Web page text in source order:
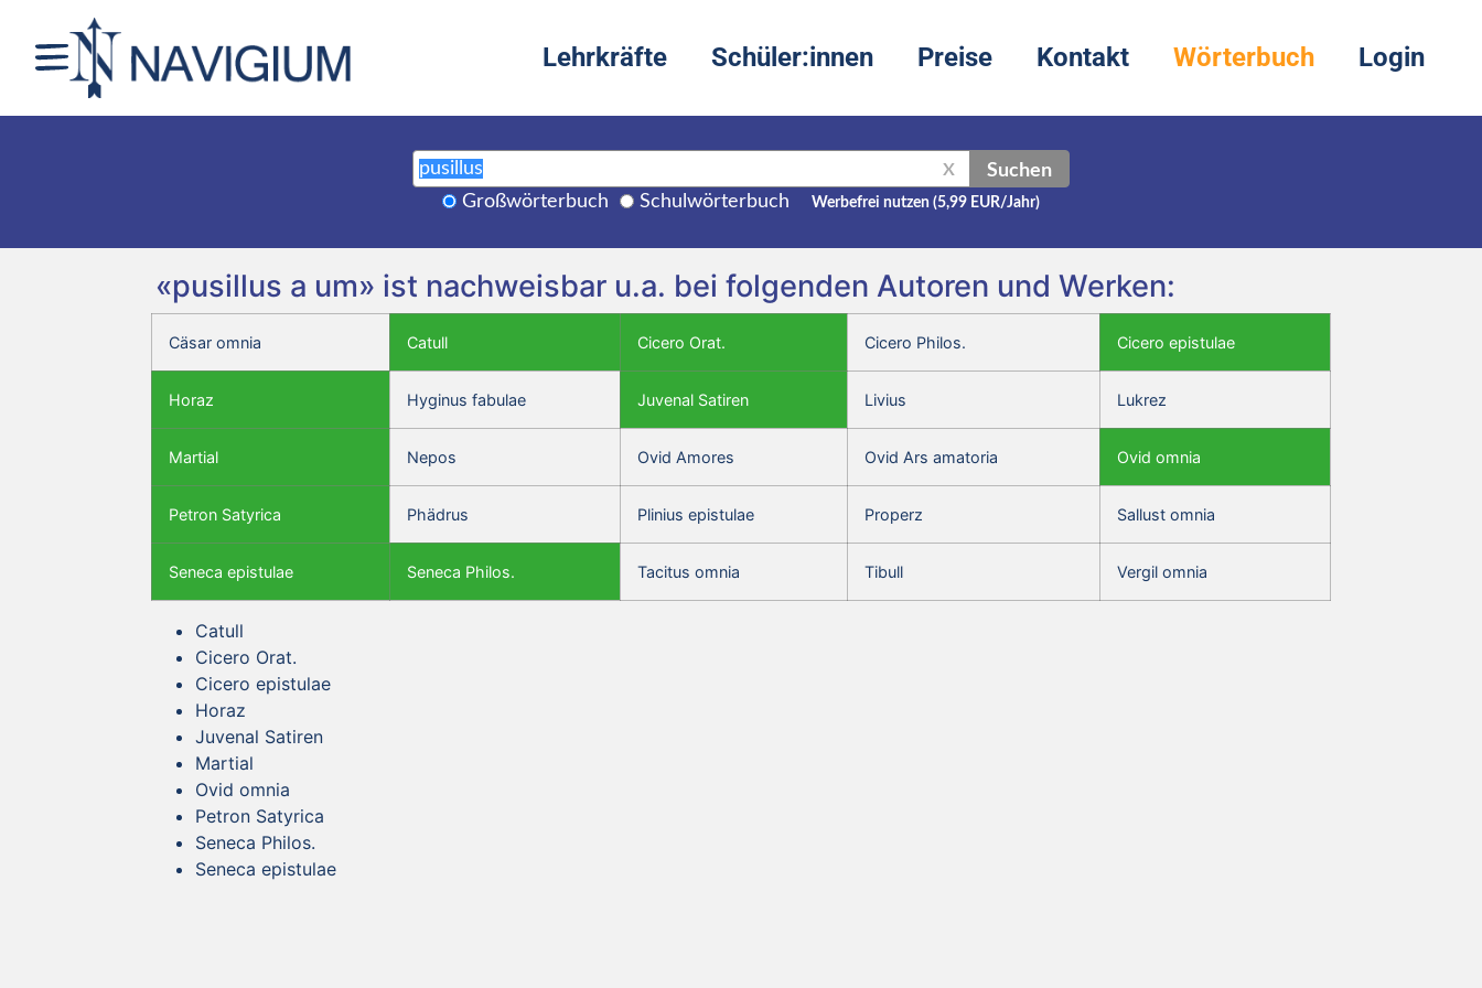
Lehrkräfte Schüler:innen Preise Kontakt Wörterbuch Login
X Suchen
Großwörterbuch Schulwörterbuch Werbefrei nutzen (5,99 EUR/Jahr)
«pusillus a um» ist nachweisbar u.a. bei folgenden Autoren und Werken:
Cäsar omnia Catull Cicero Orat. Cicero Philos. Cicero epistulae
Horaz Hyginus fabulae Juvenal Satiren Livius Lukrez
Martial Nepos Ovid Amores Ovid Ars amatoria Ovid omnia
Petron Satyrica Phädrus Plinius epistulae Properz Sallust omnia
Seneca epistulae Seneca Philos. Tacitus omnia Tibull Vergil omnia
Catull
Cicero Orat.
Cicero epistulae
Horaz
Juvenal Satiren
Martial
Ovid omnia
Petron Satyrica
Seneca Philos.
Seneca epistulae